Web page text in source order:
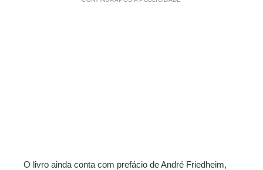
O livro ainda conta com prefácio de André Friedheim,